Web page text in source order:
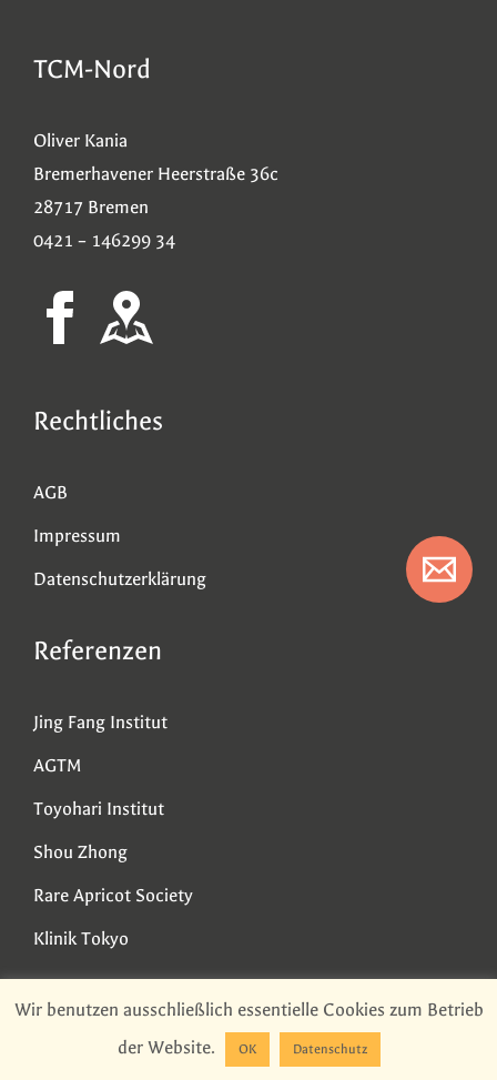
TCM-Nord
Oliver Kania
Bremerhavener Heerstraße 36c
28717 Bremen
0421 – 146299 34
Rechtliches
AGB
Impressum
Datenschutzerklärung
Referenzen
Jing Fang Institut
AGTM
Toyohari Institut
Shou Zhong
Rare Apricot Society
Klinik Tokyo
Wir sind in Ihrer Nähe!
Wir benutzen ausschließlich essentielle Cookies zum Betrieb
der Website.
OK Datenschutz